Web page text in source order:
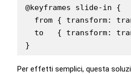
@keyframes slide-in {
from { transform:
to   { transform:
}
Per effetti semplici, questa